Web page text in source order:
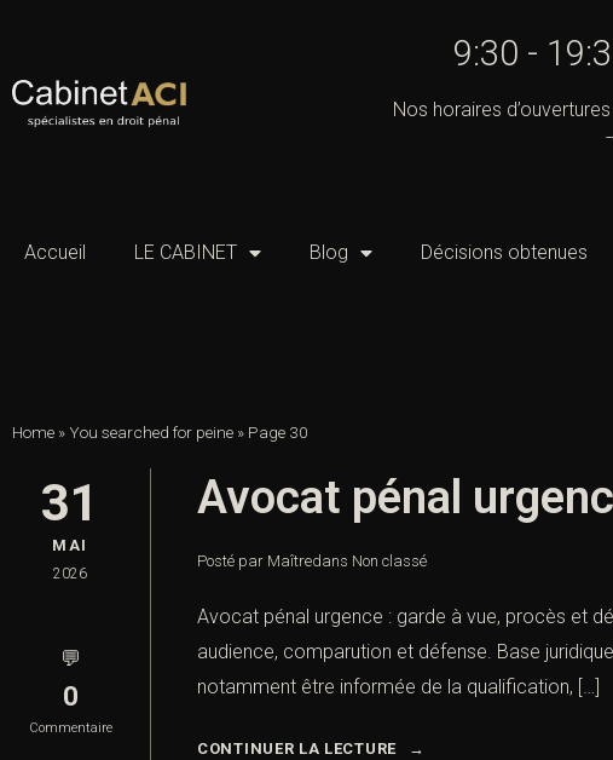
9:30 -
Nos horaires
Accueil LE CABINET Blog Décisions obtenues
Home »You searched for peine » Page 30
31
MAI
2026
💬
0
Commentaire
Avocat pénal
Posté par Maîtredans Non classé
Avocat pénal urgence : garde à vue, procès et
audience, comparution et défense. Base
notamment être informée de la qualification, […]
CONTINUER LA LECTURE